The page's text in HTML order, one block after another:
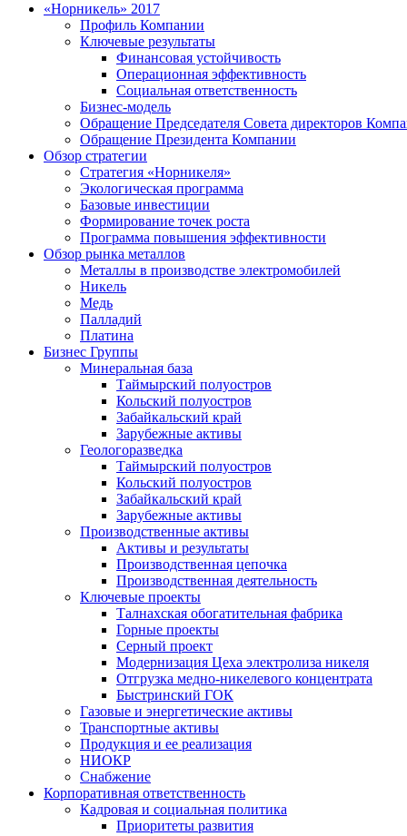
«Норникель» 2017
Профиль Компании
Ключевые результаты
Финансовая устойчивость
Операционная эффективность
Социальная ответственность
Бизнес-модель
Обращение Председателя Совета директоров
Обращение Президента Компании
Обзор стратегии
Стратегия «Норникеля»
Экологическая программа
Базовые инвестиции
Формирование точек роста
Программа повышения эффективности
Обзор рынка металлов
Металлы в производстве электромобилей
Никель
Медь
Палладий
Платина
Бизнес Группы
Минеральная база
Таймырский полуостров
Кольский полуостров
Забайкальский край
Зарубежные активы
Геологоразведка
Таймырский полуостров
Кольский полуостров
Забайкальский край
Зарубежные активы
Производственные активы
Активы и результаты
Производственная цепочка
Производственная деятельность
Ключевые проекты
Талнахская обогатительная фабрика
Горные проекты
Серный проект
Модернизация Цеха электролиза никеля
Отгрузка медно-никелевого концентрата
Быстринский ГОК
Газовые и энергетические активы
Транспортные активы
Продукция и ее реализация
НИОКР
Снабжение
Корпоративная ответственность
Кадровая и социальная политика
Приоритеты развития